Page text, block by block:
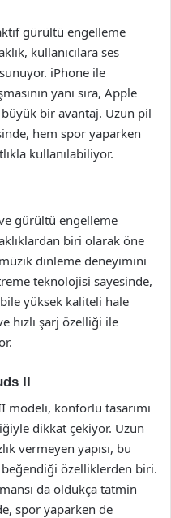
gürültü engelleme
kullanıcılara ses
iPhone ile
yanı sıra, Apple
bir avantaj. Uzun pil
hem spor yaparken
kullanılabiliyor.
gürültü engelleme
biri olarak öne
müzik dinleme deneyimini
teknolojisi sayesinde,
yüksek kaliteli hale
hızlı şarj özelliği ile
II
modeli, konforlu tasarımı
dikkat çekiyor. Uzun
vermeyen yapısı, bu
beğendiği özelliklerden biri.
da oldukça tatmin
spor yaparken de